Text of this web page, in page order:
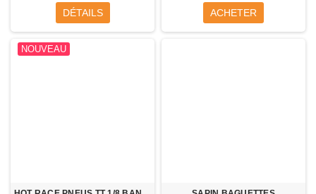
DÉTAILS ACHETER
NOUVEAU